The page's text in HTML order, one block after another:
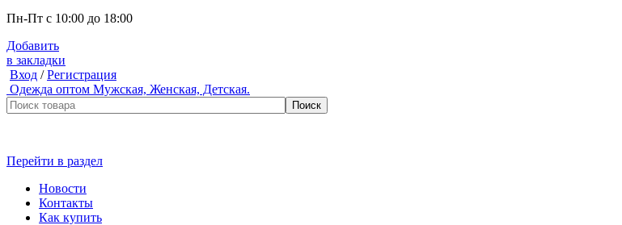
Пн-Пт с 10:00 до 18:00
Добавить
в закладки
Вход /Регистрация
Одежда оптом Мужская, Женская, Детская.
Перейти в раздел
Новости
Контакты
Как купить